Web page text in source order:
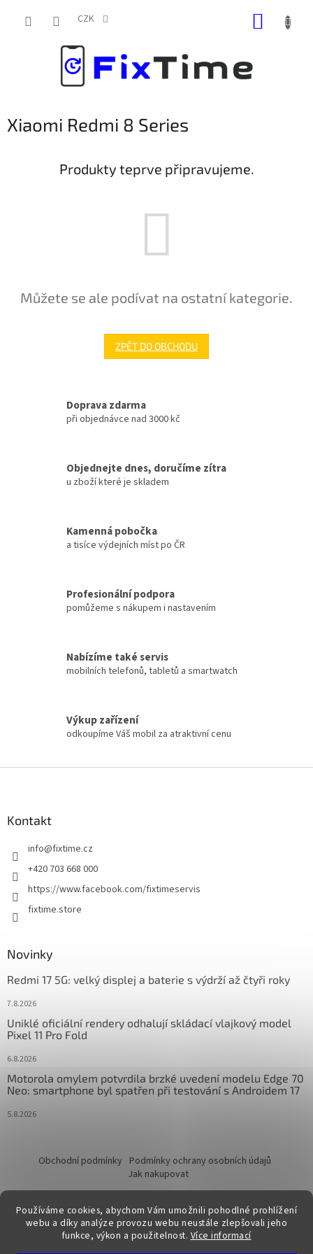
Používáme cookies, abychom Vám umožnili pohodlné prohlížení
webu a díky analýze provozu webu neustále zlepšovali jeho
funkce, výkon a použitelnost. Více informací
CZK
Xiaomi Redmi 8 Series
Produkty teprve připravujeme.
Můžete se ale podívat na ostatní kategorie.
ZPĚT DO OBCHODU
Doprava zdarma
při objednávce nad 3000 kč
Objednejte dnes, doručíme zítra
u zboží které je skladem
Kamenná pobočka
a tisíce výdejních míst po ČR
Profesionální podpora
pomůžeme s nákupem i nastavením
Nabízíme také servis
mobilních telefonů, tabletů a smartwatch
Výkup zařízení
odkoupíme Váš mobil za atraktivní cenu
Kontakt
info@fixtime.cz
+420 703 668 000
https://www.facebook.com/fixtimeservis
fixtime.store
Novinky
Redmi 17 5G: velký displej a baterie s výdrží až čtyři roky
7.8.2026
Uniklé oficiální rendery odhalují skládací vlajkový model
Pixel 11 Pro Fold
6.8.2026
Motorola omylem potvrdila brzké uvedení modelu Edge 70
Neo: smartphone byl spatřen při testování s Androidem 17
5.8.2026
Obchodní podmínky Podmínky ochrany osobních údajů
Jak nakupovat
Vytvořil Shoptet